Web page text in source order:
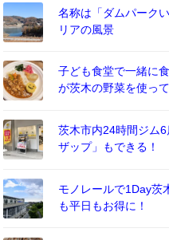
名称は「ダムパーク
リアの風景
子ども食堂で一緒に
が茨木の野菜を使って
茨木市内24時間ジム
ザップ」もできる！
モノレールで1Day茨
も平日もお得に！